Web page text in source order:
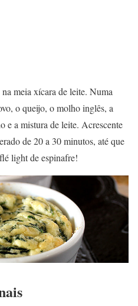
meia xícara de leite. Numa
o queijo, o molho inglês, a
e a mistura de leite. Acrescente
de 20 a 30 minutos, até que
light de espinafre!